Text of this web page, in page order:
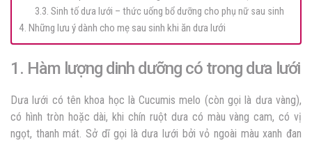
3.3. Sinh tố dưa lưới – thức uống bổ dưỡng cho phụ nữ sau sinh
4. Những lưu ý dành cho mẹ sau sinh khi ăn dưa lưới
1. Hàm lượng dinh dưỡng có trong dưa lưới
Dưa lưới có tên khoa học là Cucumis melo (còn gọi là dưa vàng),
có hình tròn hoặc dài, khi chín ruột dưa có màu vàng cam, có vị
ngọt, thanh mát. Sở dĩ gọi là dưa lưới bởi vỏ ngoài màu xanh đan